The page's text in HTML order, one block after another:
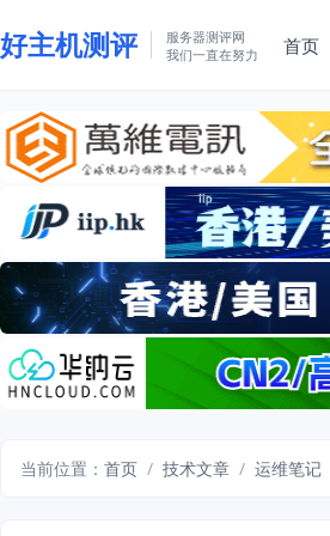
好主机测评
服务器测评网
我们一直在努力
首页
当前位置： 首页 / 技术文章 / 运维笔记